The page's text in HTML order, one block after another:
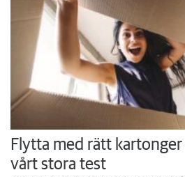
Flytta med rätt kartonger
vårt stora test